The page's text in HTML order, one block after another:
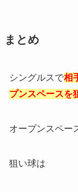
まとめ
シングルスで相
プンスペースを
オープンスペー
狙い球は